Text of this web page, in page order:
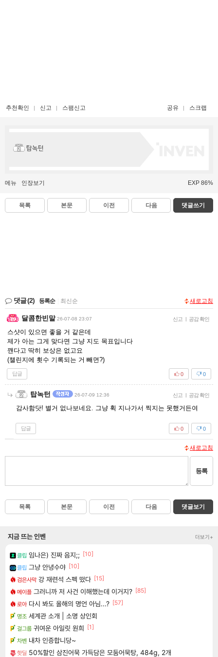
추천확인 신고 스팸신고 공유 스크랩
탑녹턴
메뉴 인장보기 EXP 86%
목록 본문 이전 다음 댓글쓰기
댓글(2) 등록순 최신순 새로고침
달콤한빈말 26-07-08 23:07 신고 | 공감 확인
스샷이 있으면 좋을 거 같은데
제가 아는 그게 맞다면 그냥 지도 목표입니다
깬다고 딱히 보상은 없고요
(챌린지에 횟수 기록되는 거 빼면?)
답글 0
0
탑녹턴 26-07-09 12:36 신고 | 공감 확인
감사함닷! 별거 없나보네요. 그냥 휙 지나가서 찍지는 못했거든여
답글 0
0
새로고침
등록
목록 본문 이전 다음 댓글보기
지금 뜨는 인벤 더보기+
클립 임나은) 진짜 음지;; [10]
클립 그냥 안녕수야 [10]
검은사막 강 재련석 스펙 떴다 [15]
메이플 그러니까 저 사건 이해했는데 이거지? [85]
로아 다시 봐도 올해의 명언 아님...? [57]
명조 세계관 소개 | 소명 상인회
걸그룹 귀여운 아일릿 원희 [1]
차벤 내차 인증합니당~
핫딜 50%할인 삼진어묵 가득담은 모둠어묵탕, 484g, 2개